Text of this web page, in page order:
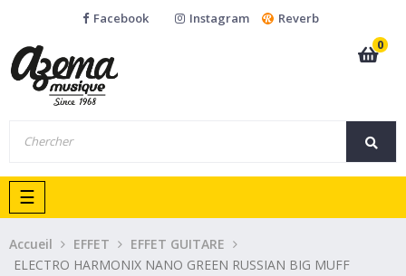
Facebook Instagram
Reverb
0
Basculer
la
navigation
☰
Accueil EFFET
EFFET GUITARE
ELECTRO HARMONIX NANO GREEN RUSSIAN BIG MUFF